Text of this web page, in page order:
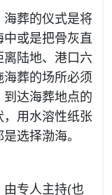
葬的仪式是将
或是把骨灰直
陆地、港口六
葬的场所必须
达海葬地点的
，用水溶性纸张
选择渤海。
专人主持(也